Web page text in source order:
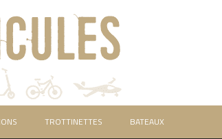
TROTTINETTES BATEAUX